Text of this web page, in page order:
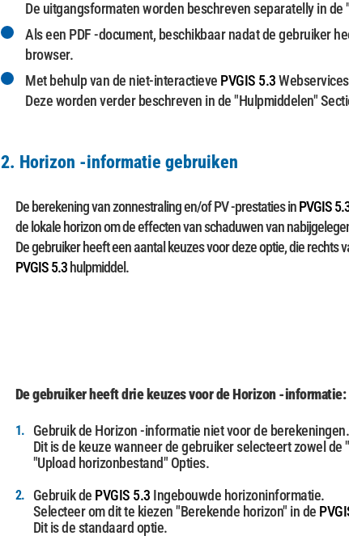
De uitgangsformaten worden beschreven separatelly in de
Als een PDF -document, beschikbaar nadat de gebruiker
browser.
Met behulp van de niet-interactieve PVGIS 5.3
Deze worden verder beschreven in de "Hulpmiddelen"
2. Horizon -informatie gebruiken
De berekening van zonnestraling en/of PV -prestaties inPVGIS
de lokale horizon om de effecten van schaduwen van
De gebruiker heeft een aantal keuzes voor deze optie, die rechts
PVGIS 5.3hulpmiddel.
De gebruiker heeft drie keuzes voor de Horizon -informatie:
1.
Gebruik de Horizon -informatie niet voor de berekeningen.
Dit is de keuze wanneer de gebruiker selecteert zowel de
"Upload horizonbestand" Opties.
2. Gebruik de PVGIS 5.3 Ingebouwde horizoninformatie.
Selecteer om dit te kiezen "Berekende horizon" in de
Dit is de standaard optie.